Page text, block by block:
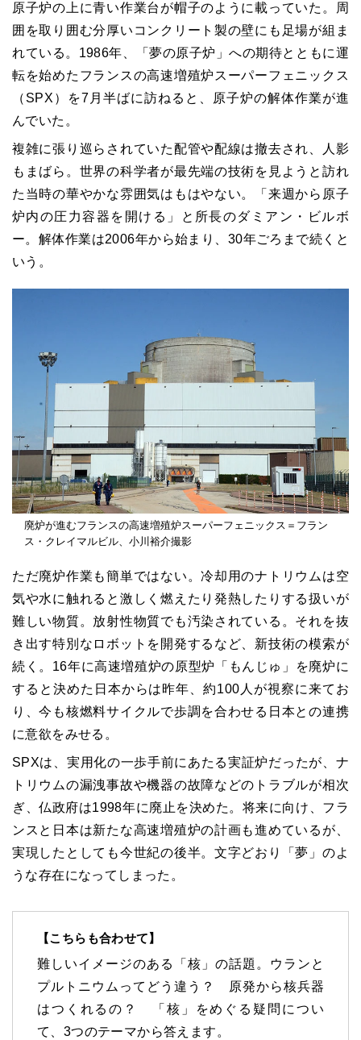
原子炉の上に青い作業台が帽子のように載っていた。周
囲を取り囲む分厚いコンクリート製の壁にも足場が組ま
れている。1986年、「夢の原子炉」への期待とともに運
転を始めたフランスの高速増殖炉スーパーフェニックス
（SPX）を7月半ばに訪ねると、原子炉の解体作業が進
んでいた。
複雑に張り巡らされていた配管や配線は撤去され、人影
もまばら。世界の科学者が最先端の技術を見ようと訪れ
た当時の華やかな雰囲気はもはやない。「来週から原子
炉内の圧力容器を開ける」と所長のダミアン・ビルボ
ー。解体作業は2006年から始まり、30年ごろまで続くと
いう。
廃炉が進むフランスの高速増殖炉スーパーフェニックス＝フラン
ス・クレイマルビル、小川裕介撮影
ただ廃炉作業も簡単ではない。冷却用のナトリウムは空
気や水に触れると激しく燃えたり発熱したりする扱いが
難しい物質。放射性物質でも汚染されている。それを抜
き出す特別なロボットを開発するなど、新技術の模索が
続く。16年に高速増殖炉の原型炉「もんじゅ」を廃炉に
すると決めた日本からは昨年、約100人が視察に来てお
り、今も核燃料サイクルで歩調を合わせる日本との連携
に意欲をみせる。
SPXは、実用化の一歩手前にあたる実証炉だったが、ナ
トリウムの漏洩事故や機器の故障などのトラブルが相次
ぎ、仏政府は1998年に廃止を決めた。将来に向け、フラ
ンスと日本は新たな高速増殖炉の計画も進めているが、
実現したとしても今世紀の後半。文字どおり「夢」のよ
うな存在になってしまった。
【こちらも合わせて】
難しいイメージのある「核」の話題。ウランと
プルトニウムってどう違う？ 原発から核兵器
はつくれるの？ 「核」をめぐる疑問につい
て、3つのテーマから答えます。